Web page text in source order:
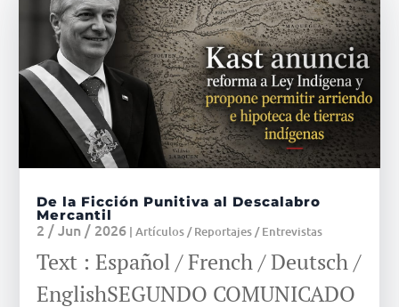
De la Ficción Punitiva al Descalabro
Mercantil
2 / Jun / 2026 |Artículos / Reportajes / Entrevistas
Text : Español / French / Deutsch /
EnglishSEGUNDO COMUNICADO